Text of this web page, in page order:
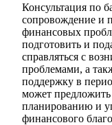
Консультация по
сопровождение и
финансовых
подготовить и
справляться с
проблемами, а
поддержку в
может
планированию и
финансового